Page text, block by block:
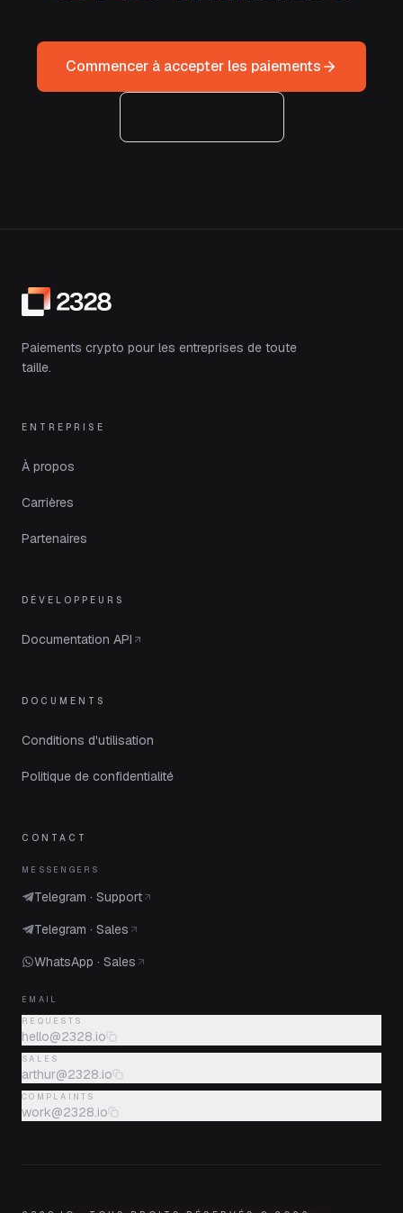
Commencer à accepter les paiements
Paiements crypto pour les entreprises de toute
taille.
ENTREPRISE
À propos
Carrières
Partenaires
DÉVELOPPEURS
Documentation API
DOCUMENTS
Conditions d'utilisation
Politique de confidentialité
CONTACT
MESSENGERS
Telegram · Support
Telegram · Sales
WhatsApp · Sales
EMAIL
REQUESTS
hello@2328.io
SALES
arthur@2328.io
COMPLAINTS
work@2328.io